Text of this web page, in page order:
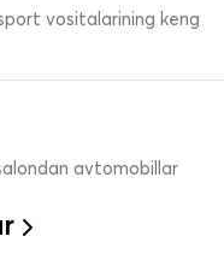
vositalarining keng
avtomobillar